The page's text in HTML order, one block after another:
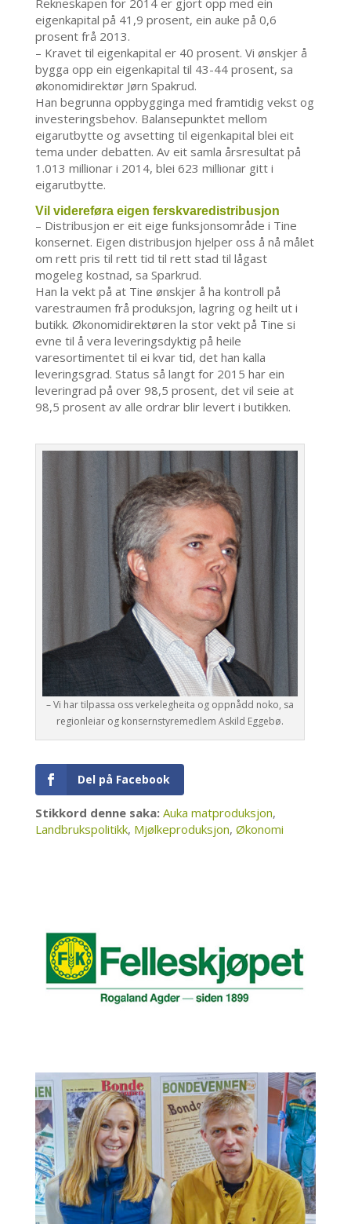
Rekneskapen for 2014 er gjort opp med ein
eigenkapital på 41,9 prosent, ein auke på 0,6
prosent frå 2013.
– Kravet til eigenkapital er 40 prosent. Vi ønskjer å
bygga opp ein eigenkapital til 43-44 prosent, sa
økonomidirektør Jørn Spakrud.
Han begrunna oppbygginga med framtidig vekst og
investeringsbehov. Balansepunktet mellom
eigarutbytte og avsetting til eigenkapital blei eit
tema under debatten. Av eit samla årsresultat på
1.013 millionar i 2014, blei 623 millionar gitt i
eigarutbytte.
Vil videreføra eigen ferskvaredistribusjon
– Distribusjon er eit eige funksjonsområde i Tine
konsernet. Eigen distribusjon hjelper oss å nå målet
om rett pris til rett tid til rett stad til lågast
mogeleg kostnad, sa Sparkrud.
Han la vekt på at Tine ønskjer å ha kontroll på
varestraumen frå produksjon, lagring og heilt ut i
butikk. Økonomidirektøren la stor vekt på Tine si
evne til å vera leveringsdyktig på heile
varesortimentet til ei kvar tid, det han kalla
leveringsgrad. Status så langt for 2015 har ein
leveringrad på over 98,5 prosent, det vil seie at
98,5 prosent av alle ordrar blir levert i butikken.
– Vi har tilpassa oss verkelegheita og oppnådd noko, sa
regionleiar og konsernstyremedlem Askild Eggebø.
Del på Facebook
Stikkord denne saka: Auka matproduksjon,
Landbrukspolitikk, Mjølkeproduksjon, Økonomi